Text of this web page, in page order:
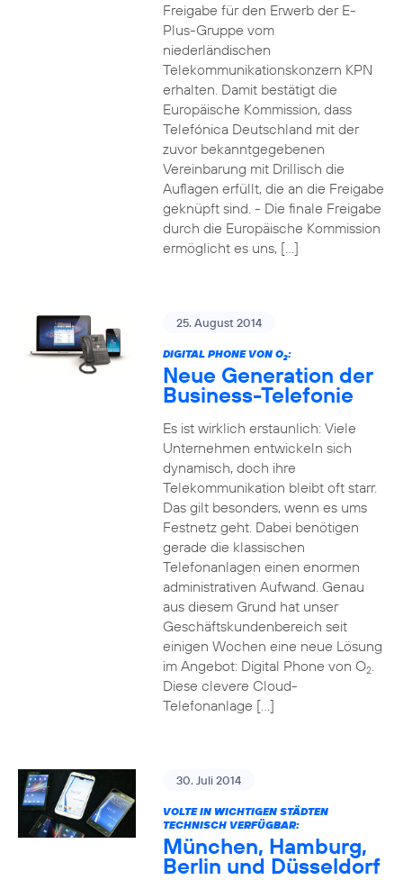
Freigabe für den Erwerb der E-
Plus-Gruppe vom
niederländischen
Telekommunikationskonzern KPN
erhalten. Damit bestätigt die
Europäische Kommission, dass
Telefónica Deutschland mit der
zuvor bekanntgegebenen
Vereinbarung mit Drillisch die
Auflagen erfüllt, die an die Freigabe
geknüpft sind. - Die finale Freigabe
durch die Europäische Kommission
ermöglicht es uns, […]
25. August 2014
DIGITAL PHONE VON O2:
Neue Generation der
Business-Telefonie
Es ist wirklich erstaunlich: Viele
Unternehmen entwickeln sich
dynamisch, doch ihre
Telekommunikation bleibt oft starr.
Das gilt besonders, wenn es ums
Festnetz geht. Dabei benötigen
gerade die klassischen
Telefonanlagen einen enormen
administrativen Aufwand. Genau
aus diesem Grund hat unser
Geschäftskundenbereich seit
einigen Wochen eine neue Lösung
im Angebot: Digital Phone von O2.
Diese clevere Cloud-
Telefonanlage […]
30. Juli 2014
VOLTE IN WICHTIGEN STÄDTEN
TECHNISCH VERFÜGBAR:
München, Hamburg,
Berlin und Düsseldorf